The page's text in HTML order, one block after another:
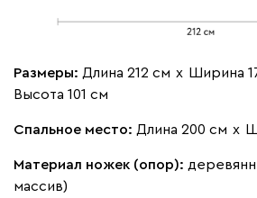
Песочный Розовый
Ланза
Размеры: Длина 212 см х Ширина
Высота 101 см
Спальное место: Длина 200 см х
Материал ножек (опор):
массив)